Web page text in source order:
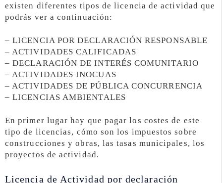
existen diferentes tipos de licencia de actividad que
podrás ver a continuación:
– LICENCIA POR DECLARACIÓN RESPONSABLE
– ACTIVIDADES CALIFICADAS
– DECLARACIÓN DE INTERÉS COMUNITARIO
– ACTIVIDADES INOCUAS
– ACTIVIDADES DE PÚBLICA CONCURRENCIA
– LICENCIAS AMBIENTALES
En primer lugar hay que pagar los costes de este
tipo de licencias, cómo son los impuestos sobre
construcciones y obras, las tasas municipales, los
proyectos de actividad.
Licencia de Actividad por declaración